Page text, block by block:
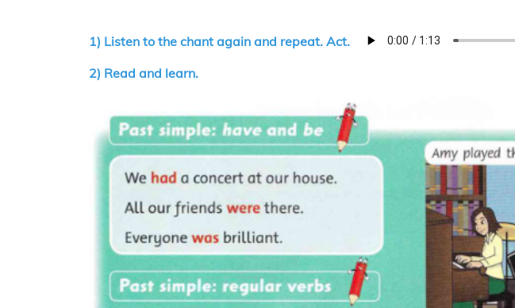
1) Listen to the chant again and repeat. Act.
2) Read and learn.